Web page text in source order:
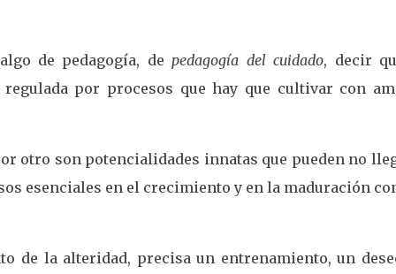
de pedagogía, depedagogía del cuidado, decir
por procesos que hay que cultivar con
otro son potencialidades innatas que pueden no
esenciales en el crecimiento y en la maduración
de la alteridad, precisa un entrenamiento, un